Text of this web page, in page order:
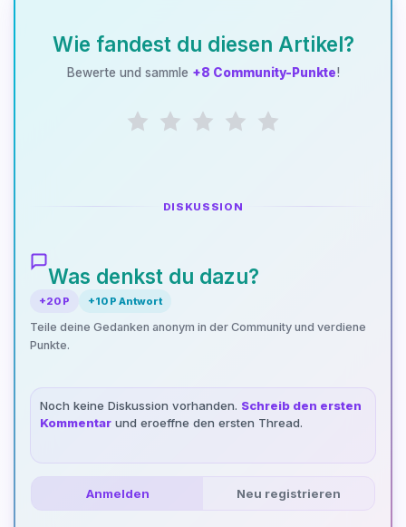
Wie fandest du diesen Artikel?
Bewerte und sammle +8 Community-Punkte!
DISKUSSION
Was denkst du dazu?
+20 P +10 P Antwort
Teile deine Gedanken anonym in der Community und verdiene
Punkte.
Noch keine Diskussion vorhanden. Schreib den ersten
Kommentar und eroeffne den ersten Thread.
Anmelden Neu registrieren